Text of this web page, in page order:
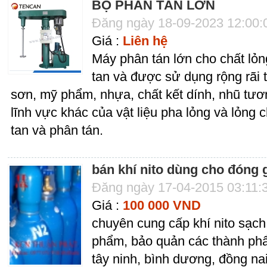
BỘ PHÂN TÁN LỚN
Đăng ngày 18-09-2023
Giá : Liên hệ
Máy phân tán lớn cho chất
tan và được sử dụng rộng rãi
sơn, mỹ phẩm, nhựa, chất kết dính, nhũ
lĩnh vực khác của vật liệu pha lỏng và lỏng
tan và phân tán.
bán khí nito dùng cho đóng
Đăng ngày 17-04-2015
Giá : 100 000 VND
chuyên cung cấp khí nito
phẩm, bảo quản các thành
tây ninh, bình dương, đồng